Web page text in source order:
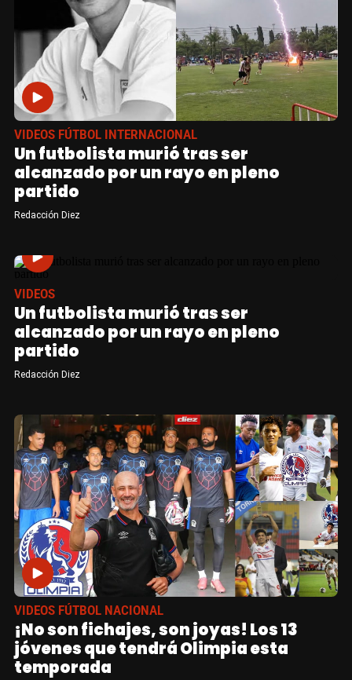
VIDEOS FÚTBOL INTERNACIONAL
Un futbolista murió tras ser
alcanzado por un rayo en pleno
partido
Redacción Diez
VIDEOS
Un futbolista murió tras ser
alcanzado por un rayo en pleno
partido
Redacción Diez
VIDEOS FÚTBOL NACIONAL
¡No son fichajes, son joyas! Los 13
jóvenes que tendrá Olimpia esta
temporada